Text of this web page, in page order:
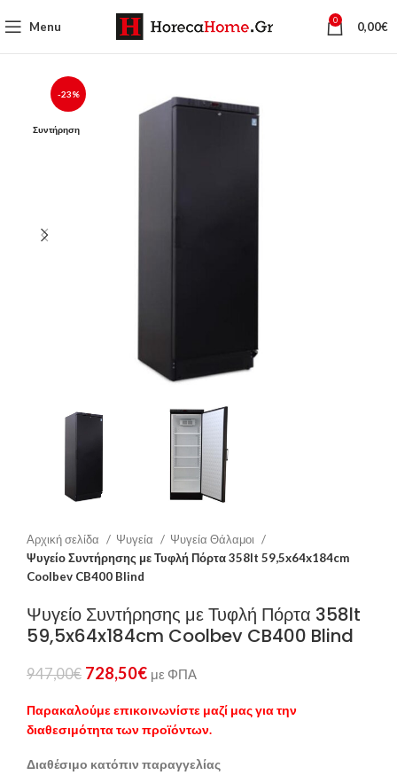
Menu 0 0,00€
-23%
Συντήρηση
Αρχική σελίδα Ψυγεία
Ψυγεία Θάλαμοι
Ψυγείο Συντήρησης με Τυφλή Πόρτα 358lt 59,5x64x184cm
Coolbev CB400 Blind
Ψυγείο Συντήρησης με Τυφλή Πόρτα 358lt
59,5x64x184cm Coolbev CB400 Blind
947,00€ 728,50€ με ΦΠΑ
Παρακαλούμε επικοινωνίστε μαζί μας για την
διαθεσιμότητα των προϊόντων.
Διαθέσιμο κατόπιν παραγγελίας